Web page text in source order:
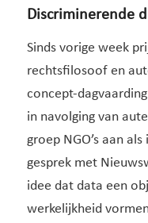
Discriminerende
Sinds vorige week
rechtsfilosoof en
concept-
in navolging van
groep NGO’s aan
gesprek met
idee dat data een
werkelijkheid